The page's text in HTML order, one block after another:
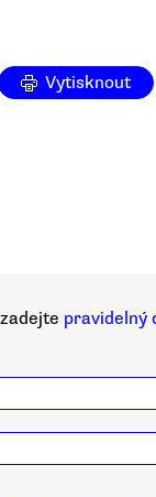
Vytisknout
pravidelný